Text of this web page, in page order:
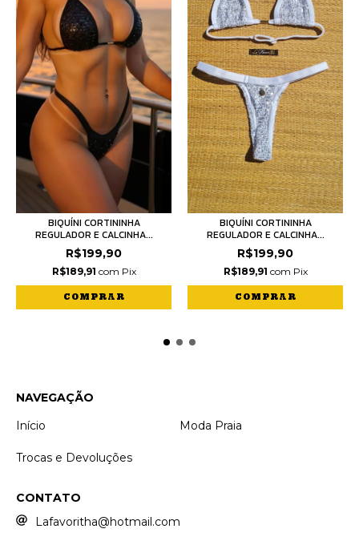
BIQUÍNI CORTININHA
REGULADOR E CALCINHA...
R$199,90
R$189,91 com Pix
COMPRAR
BIQUÍNI CORTININHA
REGULADOR E CALCINHA...
R$199,90
R$189,91 com Pix
COMPRAR
NAVEGAÇÃO
Início
Moda Praia
Trocas e Devoluções
CONTATO
Lafavoritha@hotmail.com